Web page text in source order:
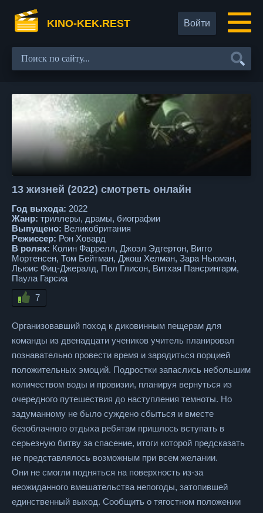
KINO-KEK.REST Войти
13 жизней (2022) смотреть онлайн
Год выхода: 2022
Жанр: триллеры, драмы, биографии
Выпущено: Великобритания
Режиссер: Рон Ховард
В ролях: Колин Фаррелл, Джоэл Эдгертон, Вигго
Мортенсен, Том Бейтман, Джош Хелман, Зара Ньюман,
Льюис Фиц-Джералд, Пол Глисон, Витхая Пансрингарм,
Паула Гарсиа
7
Организовавший поход к диковинным пещерам для
команды из двенадцати учеников учитель планировал
познавательно провести время и зарядиться порцией
положительных эмоций. Подростки запаслись небольшим
количеством воды и провизии, планируя вернуться из
очередного путешествия до наступления темноты. Но
задуманному не было суждено сбыться и вместе
безоблачного отдыха ребятам пришлось вступать в
серьезную битву за спасение, итоги которой предсказать
не представлялось возможным при всем желании.
Они не смогли подняться на поверхность из-за
неожиданного вмешательства непогоды, затопившей
единственный выход. Сообщить о тягостном положении